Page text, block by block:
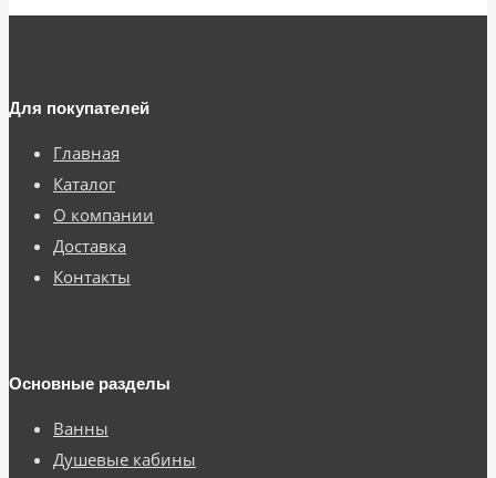
Для покупателей
Главная
Каталог
О компании
Доставка
Контакты
Основные разделы
Ванны
Душевые кабины